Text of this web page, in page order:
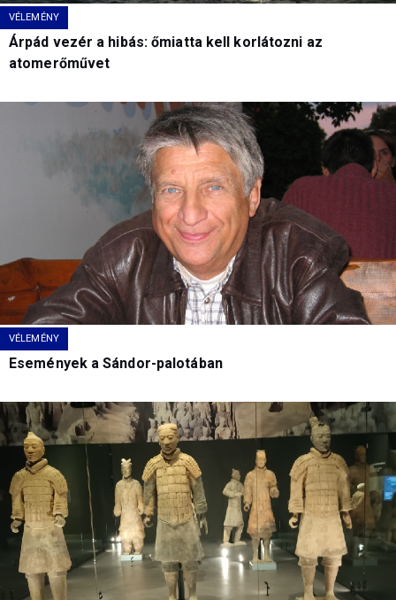
VÉLEMÉNY
Árpád vezér a hibás: őmiatta kell korlátozni az
atomerőművet
VÉLEMÉNY
Események a Sándor-palotában